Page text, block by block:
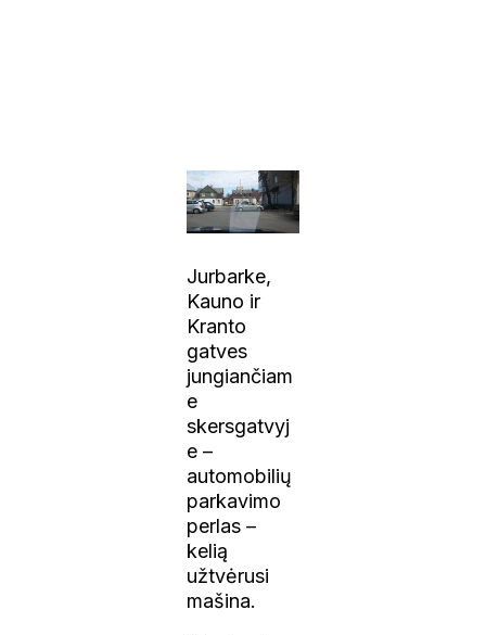
Jurbarke,
Kauno ir
Kranto
gatves
jungiančiam
e
skersgatvyj
e –
automobilių
parkavimo
perlas –
kelią
užtvėrusi
mašina.